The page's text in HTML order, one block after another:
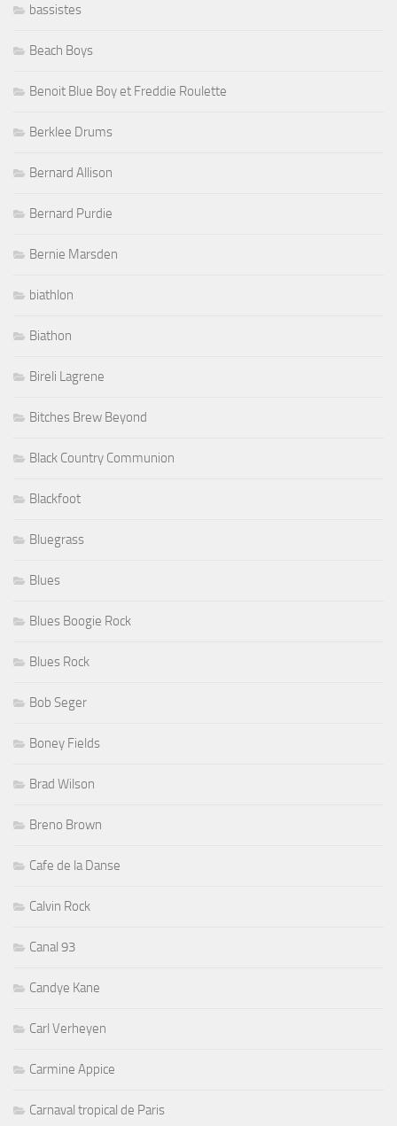
bassistes
Beach Boys
Benoit Blue Boy et Freddie Roulette
Berklee Drums
Bernard Allison
Bernard Purdie
Bernie Marsden
biathlon
Biathon
Bireli Lagrene
Bitches Brew Beyond
Black Country Communion
Blackfoot
Bluegrass
Blues
Blues Boogie Rock
Blues Rock
Bob Seger
Boney Fields
Brad Wilson
Breno Brown
Cafe de la Danse
Calvin Rock
Canal 93
Candye Kane
Carl Verheyen
Carmine Appice
Carnaval tropical de Paris